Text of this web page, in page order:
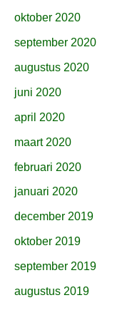
oktober 2020
september 2020
augustus 2020
juni 2020
april 2020
maart 2020
februari 2020
januari 2020
december 2019
oktober 2019
september 2019
augustus 2019